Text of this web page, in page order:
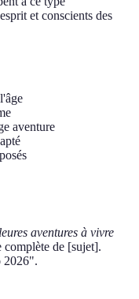
et conscients des
aventure
aventures à vivre
complète de [sujet].
2026".